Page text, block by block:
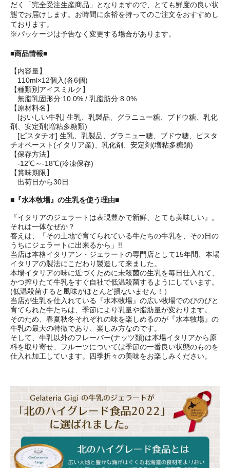
だく「完全受注生産商品」となりますので、とても鮮度の良い状
態でお届けします。お時間に余裕を持ってのご注文をおすすめし
ております。
※パッケージは予告なく変更する場合があります。
■商品情報■
【内容量】
110ml×12個入(各6個)
【種類別アイスミルク】
無脂乳固形分:10.0% / 乳脂肪分:8.0%
【原材料名】
[おいしい牛乳] 生乳、乳製品、グラニュー糖、ブドウ糖、乳化
剤、安定剤(増粘多糖類)
[ピスタチオ] 生乳、乳製品、グラニュー糖、ブドウ糖、ピスタ
チオペースト(イタリア産)、乳化剤、安定剤(増粘多糖類)
【保存方法】
-12℃～-18℃(冷凍保存)
【賞味期限】
出荷日から30日
■『水本牧場』の生乳を使う理由■
『イタリアのジェラートは表現豊かで新鮮、とても美味しい』。
それは一体なぜか？
答えは、「その土地で育てられている牛たちの牛乳を、その日の
うちにジェラートに出来るから」!!
当店は本格イタリアン・ジェラートの専門店として15年間、本場
イタリアの製法にこだわり製造して来ました。
本場イタリアの味に近づくために未殺菌の生乳を毎日仕入れて、
かつ搾りたて牛乳をすぐ自社で低温殺菌するようにしています。
(低温殺菌すると風味がほとんど損ないません！）
当店が生乳を仕入れている『水本牧場』の広い牧場でのびのびと
育てられた牛たちは、季節により乳量や脂肪量が変わります。
そのため、春夏秋冬それぞれの味を楽しめるのが『水本牧場』の
牛乳の最大の特徴であり、楽しみ方なのです。
そして、牛乳以外のフレーバー(ナッツ類)は本場イタリアから原
料を取り寄せ、フルーツについては季節の一番良い状態のものを
仕入れ加工しています。四季折々の美味をお楽しみください。